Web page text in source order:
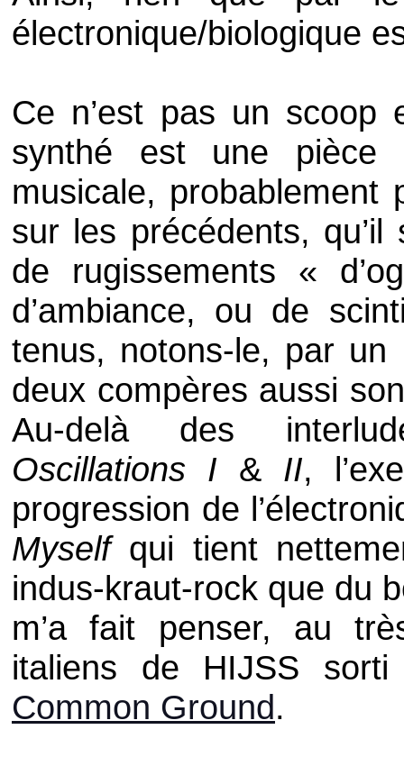
électronique/biologique
Ce n’est pas un
synthé est une pièce
musicale,
sur les précédents, qu’il
de rugissements «
d’ambiance, ou de
tenus, notons-le, par
deux compères aussi
Au-delà des
Oscillations I & II,
progression de
Myselfqui tient
indus-kraut-rock que du
m’a fait penser, au
italiens de HIJSS sorti
Common Ground.